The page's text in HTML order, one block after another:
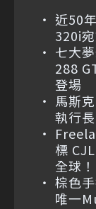
近50
320i
七大
288
登場
馬斯
執行
標
全球！
棕色
唯一